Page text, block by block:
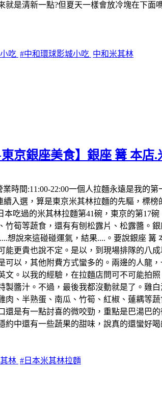
就是清新一點?但夏天一樣會放冷塊在下
吃 #中和環球影城小吃 中和米其林
東京銀座美食】銀座 篝 本
時間:11:00-22:00一個人拉麵永遠是我
入選，算是東京米其林拉麵的先驅，標
本吃過的米其林拉麵第41碗，東京的第
筍等蔬食，還有有刨松露片、松露醬。
想說來這碰碰運氣，結果....。要說銀座
更貴也說不定。是以，到現場排隊的八
可以，其他附費方式蠻多的。兩邊的人龍
文。以我的經驗，在拉麵店問可不可能拍
製醬汁。不過，最後我都沒動就是了。雞
、半熟蛋、南瓜、竹筍、紅椒、蓮耦等
還是有一點討喜的微咬勁，重點是巴湯巴
中還有一些蔬果的甜味，說真的還蠻好
林 #日本米其林拉麵